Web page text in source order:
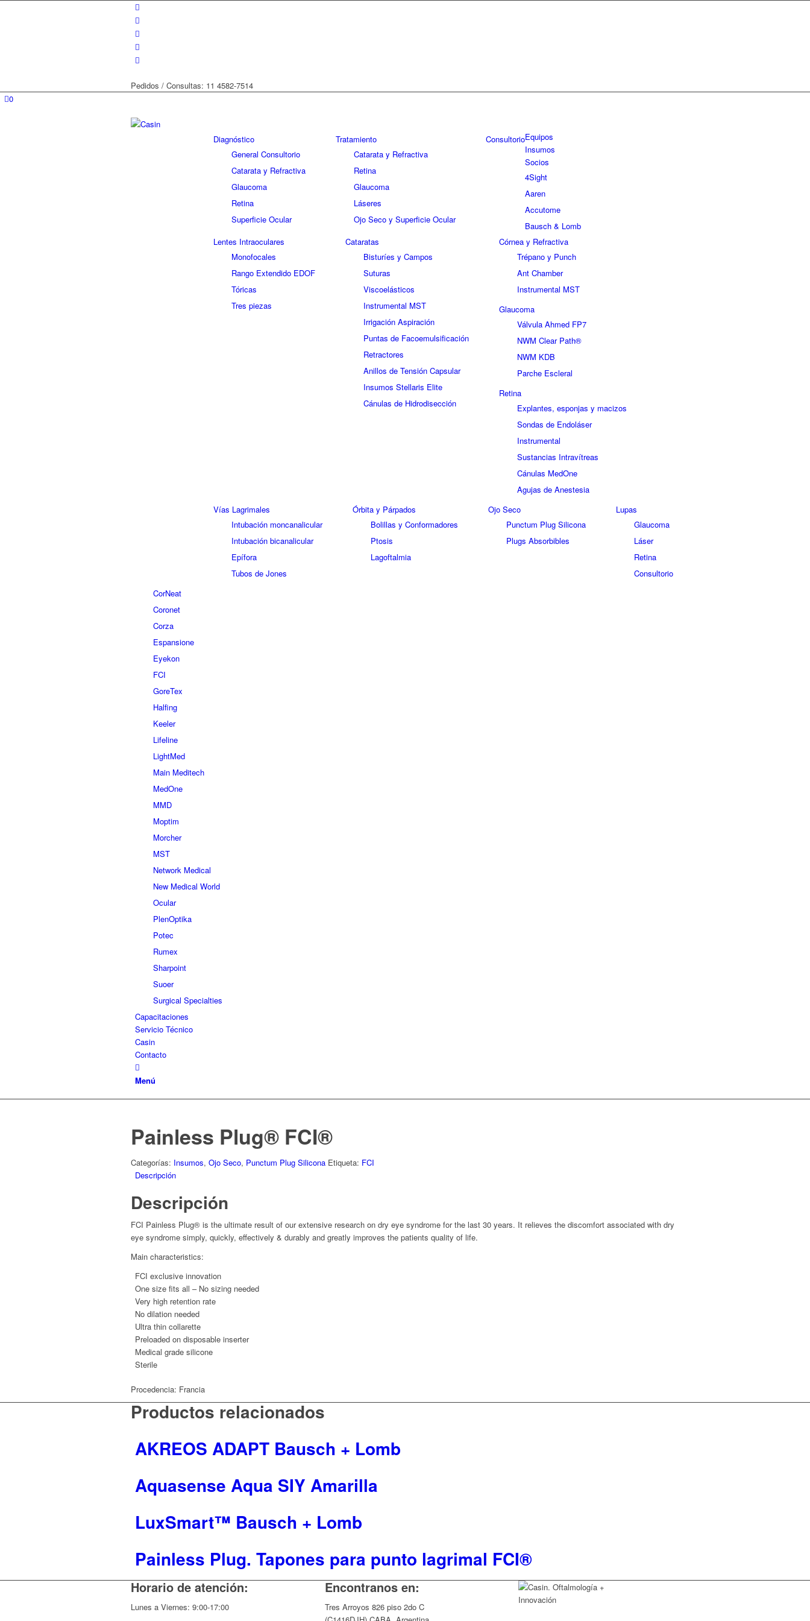
Pedidos / Consultas: 11 4582-7514
0
Equipos
Diagnóstico
General Consultorio
Catarata y Refractiva
Glaucoma
Retina
Superficie Ocular
Tratamiento
Catarata y Refractiva
Retina
Glaucoma
Láseres
Ojo Seco y Superficie Ocular
Consultorio
Insumos
Lentes Intraoculares
Monofocales
Rango Extendido EDOF
Tóricas
Tres piezas
Cataratas
Bisturíes y Campos
Suturas
Viscoelásticos
Instrumental MST
Irrigación Aspiración
Puntas de Facoemulsificación
Retractores
Anillos de Tensión Capsular
Insumos Stellaris Elite
Cánulas de Hidrodisección
Córnea y Refractiva
Trépano y Punch
Ant Chamber
Instrumental MST
Glaucoma
Válvula Ahmed FP7
NWM Clear Path®
NWM KDB
Parche Escleral
Retina
Explantes, esponjas y macizos
Sondas de Endoláser
Instrumental
Sustancias Intravítreas
Cánulas MedOne
Agujas de Anestesia
Vías Lagrimales
Intubación moncanalicular
Intubación bicanalicular
Epífora
Tubos de Jones
Órbita y Párpados
Bolillas y Conformadores
Ptosis
Lagoftalmia
Ojo Seco
Punctum Plug Silicona
Plugs Absorbibles
Lupas
Glaucoma
Láser
Retina
Consultorio
Socios
4Sight
Aaren
Accutome
Bausch & Lomb
CorNeat
Coronet
Corza
Espansione
Eyekon
FCI
GoreTex
Halfing
Keeler
Lifeline
LightMed
Main Meditech
MedOne
MMD
Moptim
Morcher
MST
Network Medical
New Medical World
Ocular
PlenOptika
Potec
Rumex
Sharpoint
Suoer
Surgical Specialties
Capacitaciones
Servicio Técnico
Casin
Contacto
Menú
Painless Plug® FCI®
Categorías: Insumos, Ojo Seco, Punctum Plug Silicona Etiqueta: FCI
Descripción
Descripción
FCI Painless Plug® is the ultimate result of our extensive research on dry eye syndrome for the last 30 years. It relieves the discomfort associated with dry
eye syndrome simply, quickly, effectively & durably and greatly improves the patients quality of life.
Main characteristics:
FCI exclusive innovation
One size fits all – No sizing needed
Very high retention rate
No dilation needed
Ultra thin collarette
Preloaded on disposable inserter
Medical grade silicone
Sterile
Procedencia: Francia
Productos relacionados
AKREOS ADAPT Bausch + Lomb
Aquasense Aqua SIY Amarilla
LuxSmart™ Bausch + Lomb
Painless Plug. Tapones para punto lagrimal FCI®
Horario de atención:
Lunes a Viernes: 9:00-17:00
Encontranos en:
Tres Arroyos 826 piso 2do C